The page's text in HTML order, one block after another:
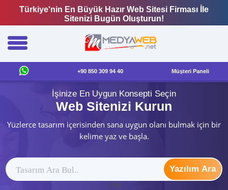
Türkiye'nin En Büyük Hazır Web Sitesi Firması İle
Sitenizi Bugün Oluşturun!
+90 850 309 94 40 Müşteri Paneli
İşinize En Uygun Konsepti Seçin
Web Sitenizi Kurun
Yüzlerce tasarım içerisinden sana uygun olanı bulmak için bir
kelime yaz ve başla.
Yazılım Ara
ytag